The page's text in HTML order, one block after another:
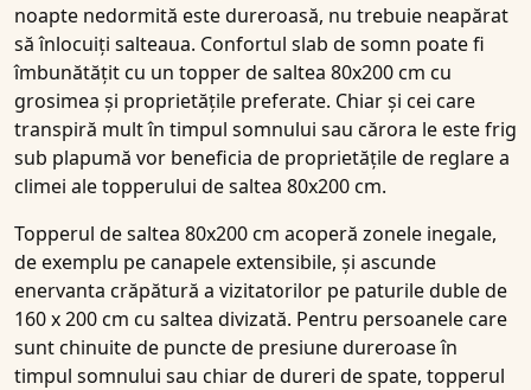
noapte nedormită este dureroasă, nu trebuie neapărat
să înlocuiți salteaua. Confortul slab de somn poate fi
îmbunătățit cu un topper de saltea 80x200 cm cu
grosimea și proprietățile preferate. Chiar și cei care
transpiră mult în timpul somnului sau cărora le este frig
sub plapumă vor beneficia de proprietățile de reglare a
climei ale topperului de saltea 80x200 cm.
Topperul de saltea 80x200 cm acoperă zonele inegale,
de exemplu pe canapele extensibile, și ascunde
enervanta crăpătură a vizitatorilor pe paturile duble de
160 x 200 cm cu saltea divizată. Pentru persoanele care
sunt chinuite de puncte de presiune dureroase în
timpul somnului sau chiar de dureri de spate, topperul